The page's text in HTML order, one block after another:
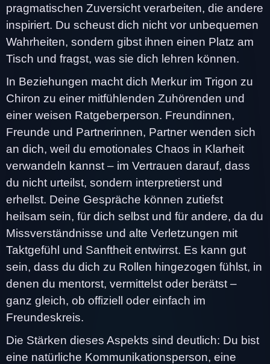
pragmatischen Zuversicht verarbeiten, die andere
inspiriert. Du scheust dich nicht vor unbequemen
Wahrheiten, sondern gibst ihnen einen Platz am
Tisch und fragst, was sie dich lehren können.
In Beziehungen macht dich Merkur im Trigon zu
Chiron zu einer mitfühlenden Zuhörenden und
einer weisen Ratgeberperson. Freundinnen,
Freunde und Partnerinnen, Partner wenden sich
an dich, weil du emotionales Chaos in Klarheit
verwandeln kannst – im Vertrauen darauf, dass
du nicht urteilst, sondern interpretierst und
erhellst. Deine Gespräche können zutiefst
heilsam sein, für dich selbst und für andere, da du
Missverständnisse und alte Verletzungen mit
Taktgefühl und Sanftheit entwirrst. Es kann gut
sein, dass du dich zu Rollen hingezogen fühlst, in
denen du mentorst, vermittelst oder berätst –
ganz gleich, ob offiziell oder einfach im
Freundeskreis.
Die Stärken dieses Aspekts sind deutlich: Du bist
eine natürliche Kommunikationsperson, eine